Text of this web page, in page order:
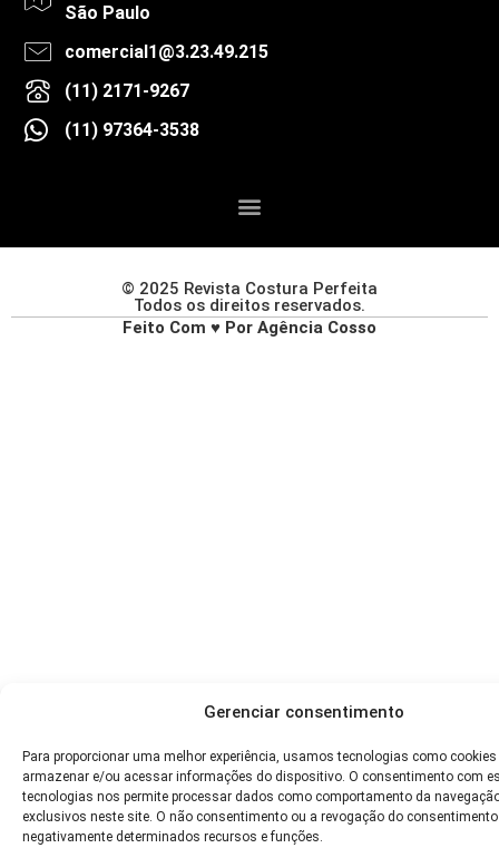
Gerenciar consentimento
Para proporcionar uma melhor experiência, usamos tecnologias como cookies
armazenar e/ou acessar informações do dispositivo. O consentimento com
tecnologias nos permite processar dados como comportamento da
exclusivos neste site. O não consentimento ou a revogação do
negativamente determinados recursos e funções.
São Paulo
comercial1@3.23.49.215
(11) 2171-9267
(11) 97364-3538
© 2025 Revista Costura Perfeita
Todos os direitos reservados.
Feito Com ♥ Por Agência Cosso